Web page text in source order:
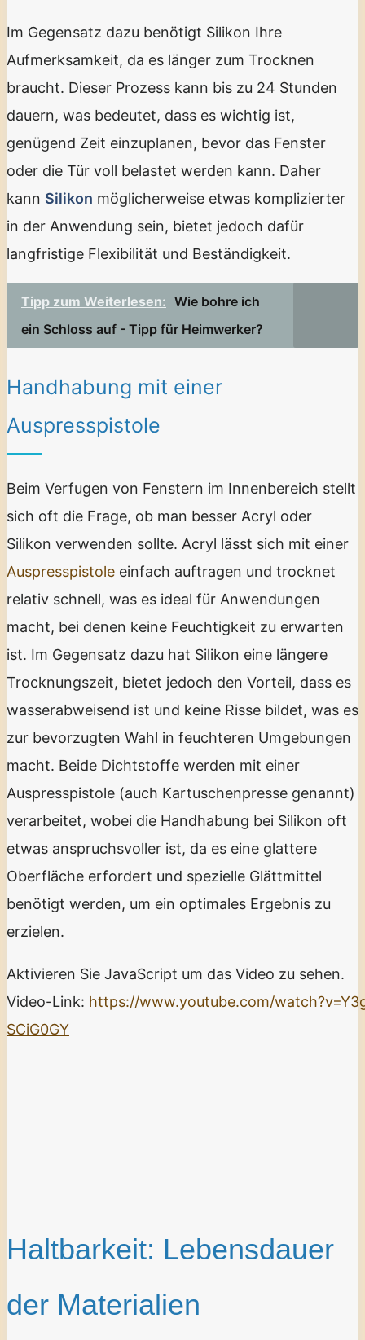
Im Gegensatz dazu benötigt Silikon Ihre
Aufmerksamkeit, da es länger zum Trocknen
braucht. Dieser Prozess kann bis zu 24 Stunden
dauern, was bedeutet, dass es wichtig ist,
genügend Zeit einzuplanen, bevor das Fenster
oder die Tür voll belastet werden kann. Daher
kann Silikon möglicherweise etwas komplizierter
in der Anwendung sein, bietet jedoch dafür
langfristige Flexibilität und Beständigkeit.
Tipp zum Weiterlesen: Wie bohre ich
ein Schloss auf - Tipp für Heimwerker?
Handhabung mit einer
Auspresspistole
Beim Verfugen von Fenstern im Innenbereich stellt
sich oft die Frage, ob man besser Acryl oder
Silikon verwenden sollte. Acryl lässt sich mit einer
Auspresspistole einfach auftragen und trocknet
relativ schnell, was es ideal für Anwendungen
macht, bei denen keine Feuchtigkeit zu erwarten
ist. Im Gegensatz dazu hat Silikon eine längere
Trocknungszeit, bietet jedoch den Vorteil, dass es
wasserabweisend ist und keine Risse bildet, was es
zur bevorzugten Wahl in feuchteren Umgebungen
macht. Beide Dichtstoffe werden mit einer
Auspresspistole (auch Kartuschenpresse genannt)
verarbeitet, wobei die Handhabung bei Silikon oft
etwas anspruchsvoller ist, da es eine glattere
Oberfläche erfordert und spezielle Glättmittel
benötigt werden, um ein optimales Ergebnis zu
erzielen.
Aktivieren Sie JavaScript um das Video zu sehen.
Video-Link: https://www.youtube.com/
SCiG0GY
Haltbarkeit: Lebensdauer
der Materialien